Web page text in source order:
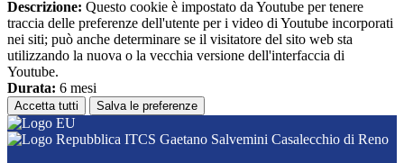
Descrizione: Questo cookie è impostato da Youtube per tenere
traccia delle preferenze dell'utente per i video di Youtube incorporati
nei siti; può anche determinare se il visitatore del sito web sta
utilizzando la nuova o la vecchia versione dell'interfaccia di
Youtube.
Durata: 6 mesi
Accetta tutti Salva le preferenze
ITCS Gaetano Salvemini Casalecchio di Reno